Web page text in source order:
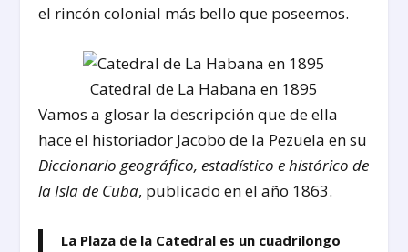
el rincón colonial más bello que poseemos.
Catedral de La Habana en 1895
Vamos a glosar la descripción que de ella
hace el historiador Jacobo de la Pezuela en su
Diccionario geográfico, estadístico e histórico de
la Isla de Cuba, publicado en el año 1863.
La Plaza de la Catedral es un cuadrilongo